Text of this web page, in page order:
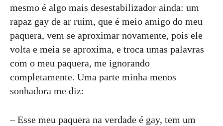
mesmo é algo mais desestabilizador ainda: um
rapaz gay de ar ruim, que é meio amigo do meu
paquera, vem se aproximar novamente, pois ele
volta e meia se aproxima, e troca umas palavras
com o meu paquera, me ignorando
completamente. Uma parte minha menos
sonhadora me diz:
– Esse meu paquera na verdade é gay, tem um